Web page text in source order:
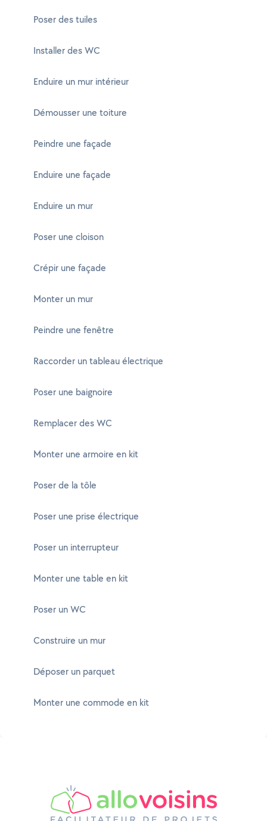
Poser des tuiles
Installer des WC
Enduire un mur intérieur
Démousser une toiture
Peindre une façade
Enduire une façade
Enduire un mur
Poser une cloison
Crépir une façade
Monter un mur
Peindre une fenêtre
Raccorder un tableau électrique
Poser une baignoire
Remplacer des WC
Monter une armoire en kit
Poser de la tôle
Poser une prise électrique
Poser un interrupteur
Monter une table en kit
Poser un WC
Construire un mur
Déposer un parquet
Monter une commode en kit